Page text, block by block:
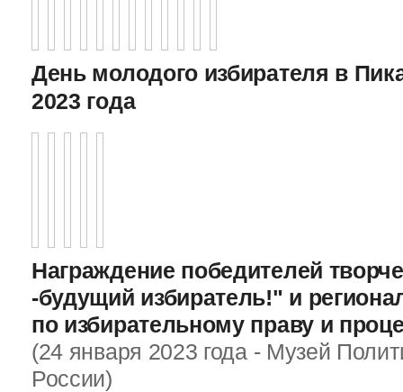
День молодого избирателя в
2023 года
Награждение победителей
-будущий избиратель!" и
по избирательному праву и
(24 января 2023 года - Музей
России)